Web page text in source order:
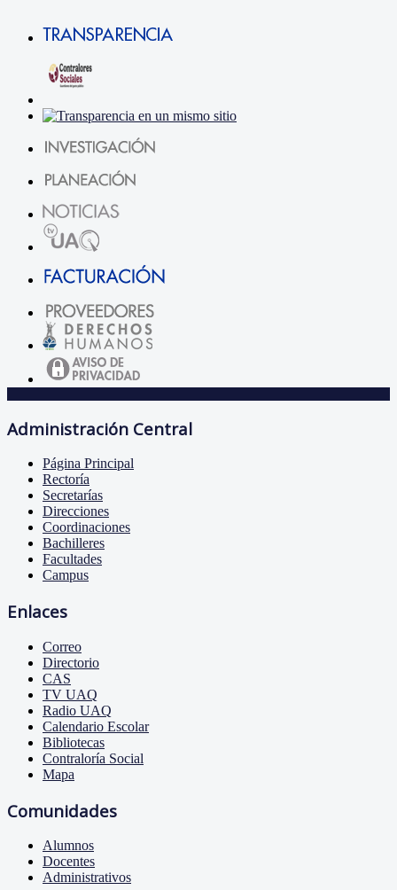
Administración Central
Página Principal
Rectoría
Secretarías
Direcciones
Coordinaciones
Bachilleres
Facultades
Campus
Enlaces
Correo
Directorio
CAS
TV UAQ
Radio UAQ
Calendario Escolar
Bibliotecas
Contraloría Social
Mapa
Comunidades
Alumnos
Docentes
Administrativos